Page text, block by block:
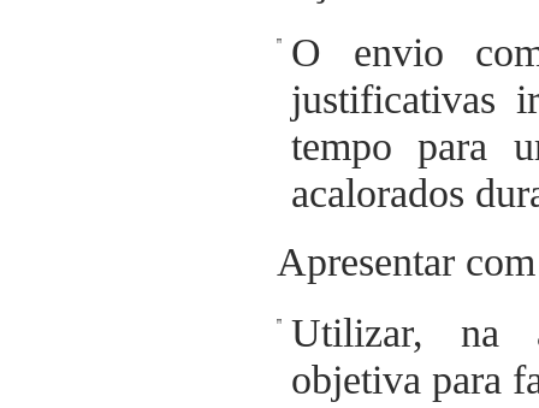
O envio
justificativas
tempo para
acalorados
Apresentar
Utilizar, na
objetiva para